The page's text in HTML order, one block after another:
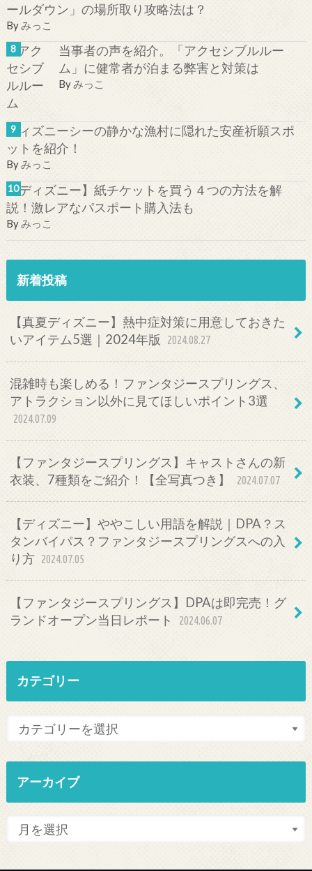
ールダウン」の場所取り攻略法は？
Byみっこ
当事者の声を紹介。「アクセシブルルー
ム」に健常者が泊まる弊害と対策は
Byみっこ
ディズニーシーの静かな漁村に隠れた安産祈願スポ
ットを紹介！
Byみっこ
【ディズニー】紙チケットを買う４つの方法を解
説！激レアなパスポート購入法も
Byみっこ
新着投稿
【真夏ディズニー】熱中症対策に用意しておきた
いアイテム5選｜2024年版
2024.08.27
混雑時も楽しめる！ファンタジースプリングス、
アトラクション以外に見てほしいポイント3選
2024.07.09
【ファンタジースプリングス】キャストさんの新
衣装、7種類をご紹介！【全写真つき】
2024.07.07
【ディズニー】ややこしい用語を解説｜DPA？ス
タンバイパス？ファンタジースプリングスへの入
り方 2024.07.05
【ファンタジースプリングス】DPAは即完売！グ
ランドオープン当日レポート
2024.06.07
カテゴリー
アーカイブ